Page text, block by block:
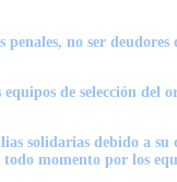
penales, no ser
de selección
solidarias debido a
momento por los